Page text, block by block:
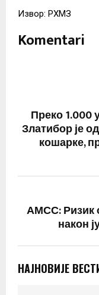
Извор: РХМЗ
Komentari
Преко 1.000
Златибор је
кошарке,
АМСС: Ризик
након
НАЈНОВИЈЕ